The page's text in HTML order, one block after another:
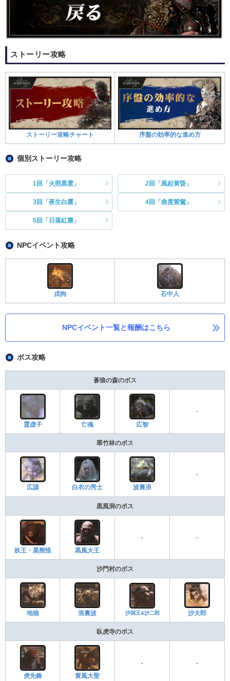
ストーリー攻略
ストーリー攻略チャート 序盤の効率的な進め方
個別ストーリー攻略
1回「火照黒雲」 2回「風起黄昏」
3回「夜生白露」 4回「曲度紫鴛」
5回「日落紅塵」
NPCイベント攻略
戌狗 石中人
NPCイベント一覧と報酬はこちら
ボス攻略
蒼狼の森のボス
霊虚子 亡魂 広智
-
翠竹林のボス
広謀 白衣の秀士 波裏浪
-
黒風洞のボス
妖王・黒熊怪 黒風大王
- -
沙門村のボス
地狼 浪裏波 沙国王&沙二郎 沙大郎
臥虎寺のボス
虎先鋒 黄風大聖
- -